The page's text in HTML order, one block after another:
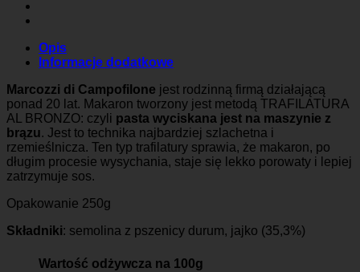
Opis
Informacje dodatkowe
Marcozzi di Campofilone jest rodzinną firmą działającą
ponad 20 lat. Makaron tworzony jest metodą TRAFILATURA
AL BRONZO: czyli pasta wyciskana jest na maszynie z
brązu. Jest to technika najbardziej szlachetna i
rzemieślnicza. Ten typ trafilatury sprawia, że makaron, po
długim procesie wysychania, staje się lekko porowaty i lepiej
zatrzymuje sos.
Opakowanie 250g
Składniki: semolina z pszenicy durum, jajko (35,3%)
Wartość odżywcza na 100g